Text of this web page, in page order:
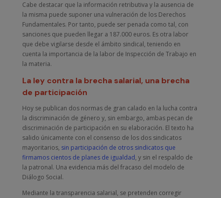
Cabe destacar que la información retributiva y la ausencia de
la misma puede suponer una vulneración de los Derechos
Fundamentales. Por tanto, puede ser penada como tal, con
sanciones que pueden llegar a 187.000 euros. Es otra labor
que debe vigilarse desde el ámbito sindical, teniendo en
cuenta la importancia de la labor de Inspección de Trabajo en
la materia.
La ley contra la brecha salarial, una brecha
de participación
Hoy se publican dos normas de gran calado en la lucha contra
la discriminación de género y, sin embargo, ambas pecan de
discriminación de participación en su elaboración. El texto ha
salido únicamente con el consenso de los dos sindicatos
mayoritarios, sin participación de otros sindicatos que
firmamos cientos de planes de igualdad, y sin el respaldo de
la patronal. Una evidencia más del fracaso del modelo de
Diálogo Social.
Mediante la transparencia salarial, se pretenden corregir